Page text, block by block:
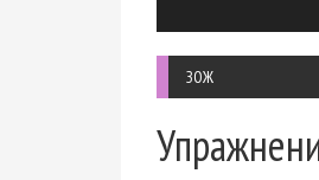
ЗОЖ